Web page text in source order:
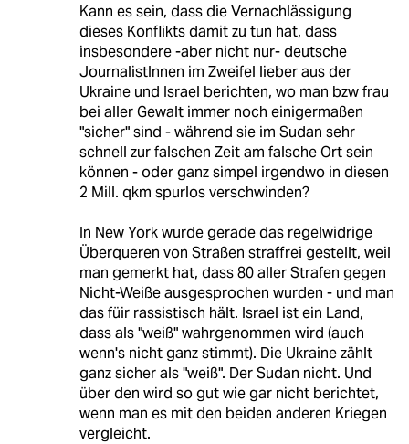
Kann es sein, dass die Vernachlässigung
dieses Konflikts damit zu tun hat, dass
insbesondere -aber nicht nur- deutsche
JournalistInnen im Zweifel lieber aus der
Ukraine und Israel berichten, wo man bzw frau
bei aller Gewalt immer noch einigermaßen
"sicher" sind - während sie im Sudan sehr
schnell zur falschen Zeit am falsche Ort sein
können - oder ganz simpel irgendwo in diesen
2 Mill. qkm spurlos verschwinden?
In New York wurde gerade das regelwidrige
Überqueren von Straßen straffrei gestellt, weil
man gemerkt hat, dass 80 aller Strafen gegen
Nicht-Weiße ausgesprochen wurden - und man
das füir rassistisch hält. Israel ist ein Land,
dass als "weiß" wahrgenommen wird (auch
wenn's nicht ganz stimmt). Die Ukraine zählt
ganz sicher als "weiß". Der Sudan nicht. Und
über den wird so gut wie gar nicht berichtet,
wenn man es mit den beiden anderen Kriegen
vergleicht.